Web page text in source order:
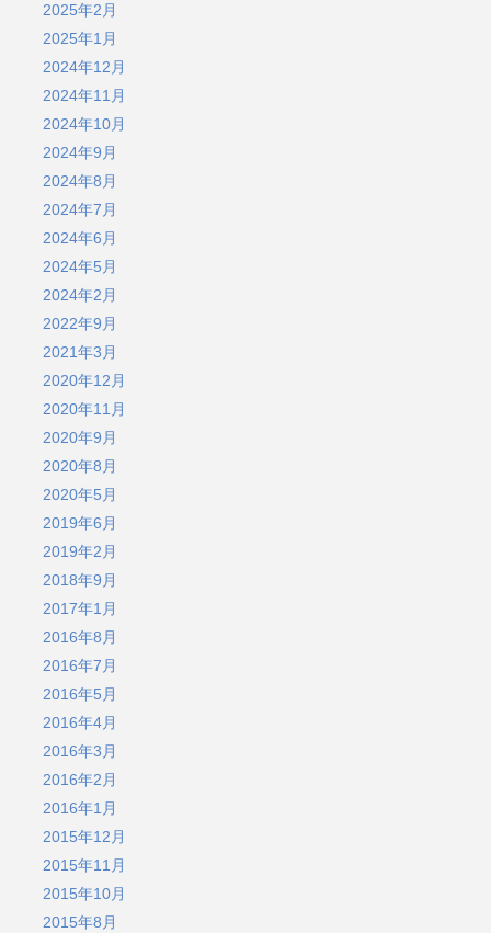
2025年2月
2025年1月
2024年12月
2024年11月
2024年10月
2024年9月
2024年8月
2024年7月
2024年6月
2024年5月
2024年2月
2022年9月
2021年3月
2020年12月
2020年11月
2020年9月
2020年8月
2020年5月
2019年6月
2019年2月
2018年9月
2017年1月
2016年8月
2016年7月
2016年5月
2016年4月
2016年3月
2016年2月
2016年1月
2015年12月
2015年11月
2015年10月
2015年8月